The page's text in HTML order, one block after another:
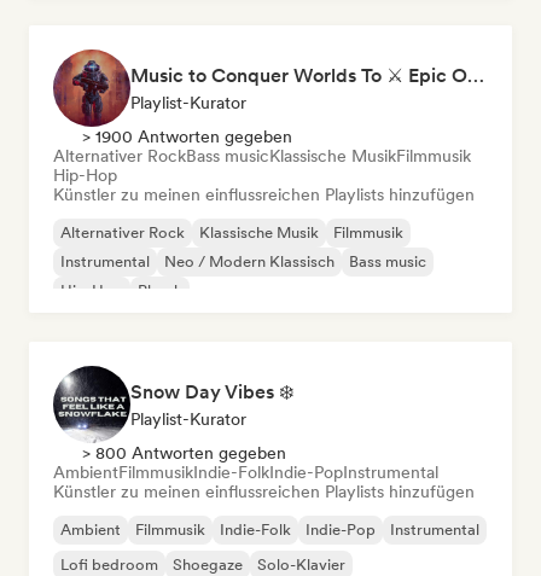
Music to Conquer Worlds To ⚔️ Epic Orchestral, Cinematic & Trailer Music
Playlist-Kurator
> 1900 Antworten gegeben
Alternativer RockBass musicKlassische MusikFilmmusik
Hip-Hop
Künstler zu meinen einflussreichen Playlists hinzufügen
Alternativer Rock Klassische Musik
Filmmusik
Instrumental
Neo / Modern Klassisch
Bass music
Hip-Hop
Phonk
Snow Day Vibes ❄️
Playlist-Kurator
> 800 Antworten gegeben
AmbientFilmmusikIndie-FolkIndie-PopInstrumental
Künstler zu meinen einflussreichen Playlists hinzufügen
Ambient Filmmusik Indie-Folk Indie-Pop
Instrumental
Lofi bedroom
Shoegaze Solo-Klavier